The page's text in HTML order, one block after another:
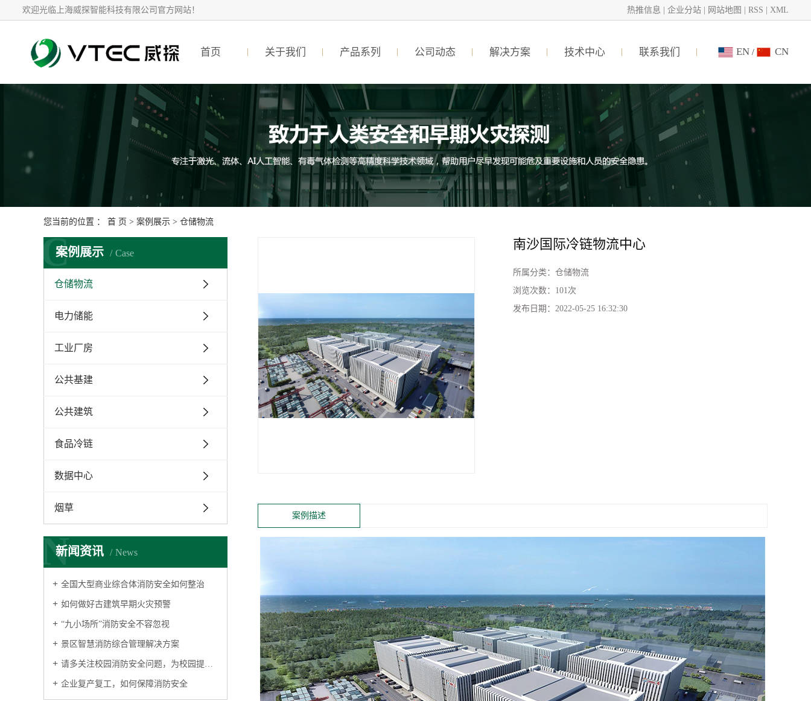
欢迎光临上海威探智能科技有限公司官方网站！ 热推信息 企业分站 网站地图 RSS XML
首页 关于我们 产品系列 公司动态 解决方案 技术中心 联系我们 EN / CN
您当前的位置 ： 首 页 > 案例展示 > 仓储物流
案例展示 Case
C
仓储物流
电力储能
工业厂房
公共基建
公共建筑
食品冷链
数据中心
烟草
新闻资讯 News
N
全国大型商业综合体消防安全如何整治
如何做好古建筑早期火灾预警
“九小场所”消防安全不容忽视
景区智慧消防综合管理解决方案
请多关注校园消防安全问题，为校园提供消防安全保障
企业复产复工，如何保障消防安全
南沙国际冷链物流中心
所属分类： 仓储物流
浏览次数： 101次
发布日期： 2022-05-25 16:32:30
案例描述